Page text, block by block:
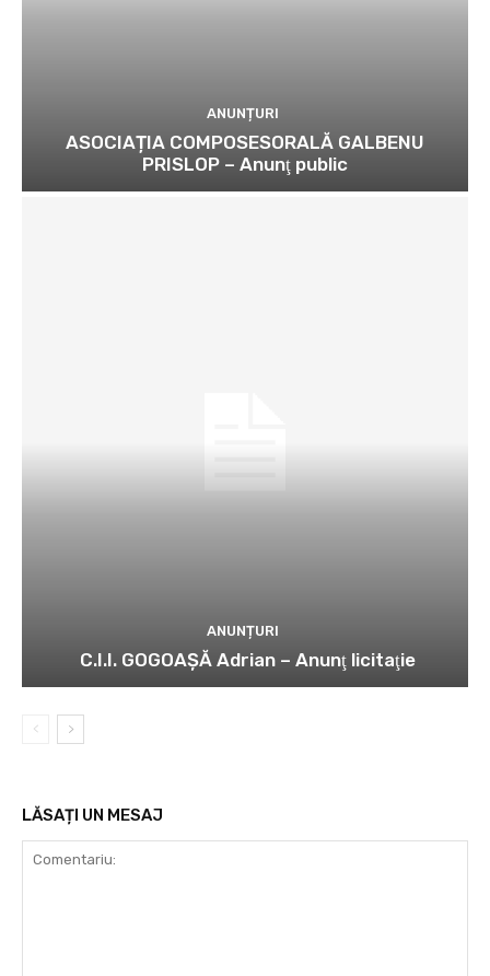
ANUNȚURI
ASOCIAȚIA COMPOSESORALĂ GALBENU
PRISLOP – Anunţ public
ANUNȚURI
C.I.I. GOGOAŞĂ Adrian – Anunţ licitaţie
LĂSAȚI UN MESAJ